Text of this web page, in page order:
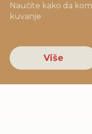
Naučite kako da
kuvanje
Više